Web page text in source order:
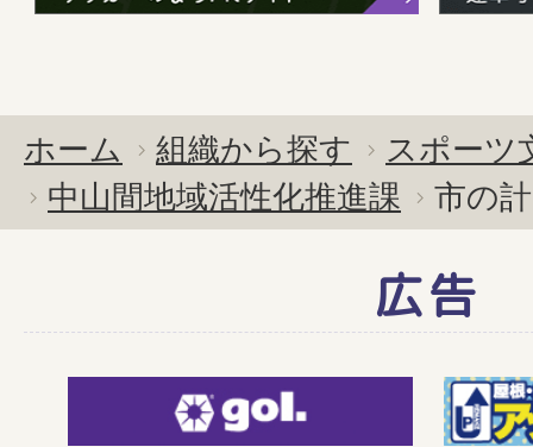
ホーム 組織から探す
スポーツ
中山間地域活性化推進課
市の
広告